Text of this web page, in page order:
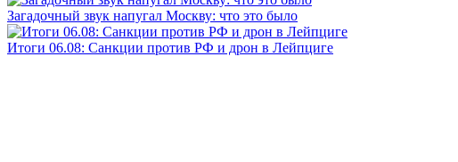
Загадочный звук напугал Москву: что это было
Итоги 06.08: Санкции против РФ и дрон в Лейпциге